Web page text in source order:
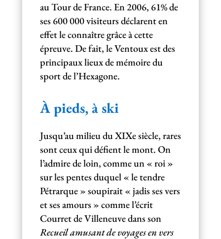
au Tour de France. En 2006, 61% de
ses 600 000 visiteurs déclarent en
effet le connaître grâce à cette
épreuve. De fait, le Ventoux est des
principaux lieux de mémoire du
sport de l’Hexagone.
À pieds, à ski
Jusqu’au milieu du XIXe siècle, rares
sont ceux qui défient le mont. On
l’admire de loin, comme un « roi »
sur les pentes duquel « le tendre
Pétrarque » soupirait « jadis ses vers
et ses amours » comme l’écrit
Courret de Villeneuve dans son
Recueil amusant de voyages en vers